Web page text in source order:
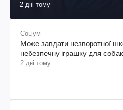
2 дні тому
Соціум
Може завдати незворотної
небезпечну іграшку для собак
2 дні тому